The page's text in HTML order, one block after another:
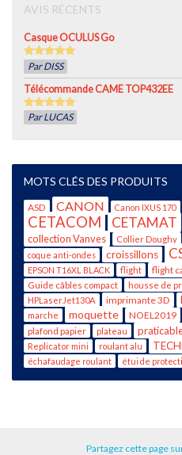
AVIS RÉCENTS
Casque OCULUS Go
out of 5
Par DISS
Télécommande CAME TOP432EE
out of 5
Par LUCAS
MOTS CLÉS DES PRODUITS
ASD CANON Canon IXUS 170
CETACOM CETAMAT
collection Vanves Collier Doughy
coque anti-ondes
croissillons
EPSON T16XL BLACK
flight flight
Guide câbles compact
housse de
HPLaserJet130A
imprimante 3D
marche moquette NOEL2019
plafond papier plateau
Replicator mini roulant alu
échafaudage roulant étui de
Partagez cette page